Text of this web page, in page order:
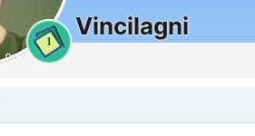
1
Vincilagni